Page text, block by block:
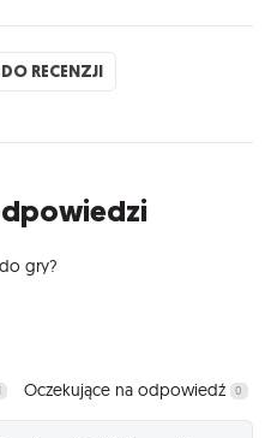
RECENZJI
Oczekujące na odpowiedź 0
gry?